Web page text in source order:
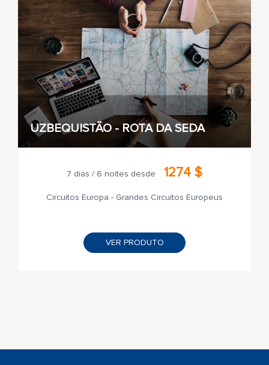
UZBEQUISTÃO - ROTA DA SEDA
7 dias / 6 noites desde 1274 $
Circuitos Europa - Grandes Circuitos Europeus
VER PRODUTO